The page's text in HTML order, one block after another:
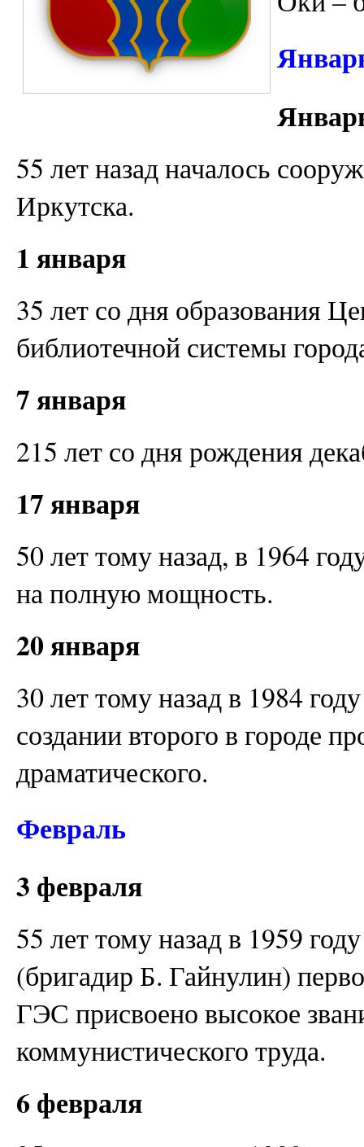
55 лет назад началось
Иркутска.
1 января
35 лет со дня образования
библиотечной системы
7 января
215 лет со дня рождения
17 января
50 лет тому назад, в 1964
на полную мощность.
20 января
30 лет тому назад в 1984
создании второго в городе
драматического.
Февраль
3 февраля
55 лет тому назад в 1959
(бригадир Б. Гайнулин)
ГЭС присвоено высокое
коммунистического труда.
6 февраля